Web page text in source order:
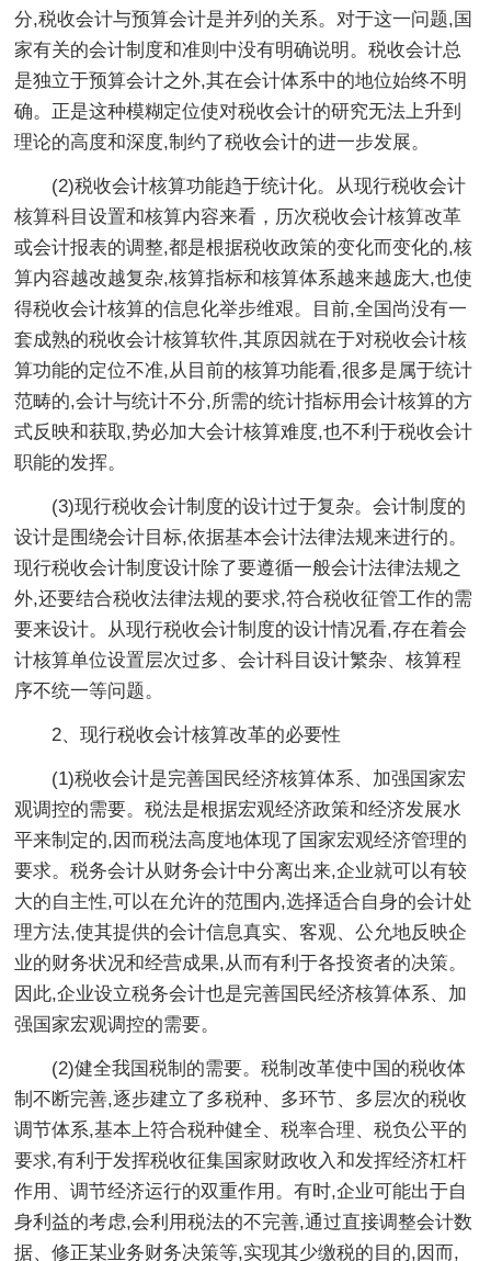
分,税收会计与预算会计是并列的关系。对于这一问题,国
家有关的会计制度和准则中没有明确说明。税收会计总
是独立于预算会计之外,其在会计体系中的地位始终不明
确。正是这种模糊定位使对税收会计的研究无法上升到
理论的高度和深度,制约了税收会计的进一步发展。
(2)税收会计核算功能趋于统计化。从现行税收会计
核算科目设置和核算内容来看，历次税收会计核算改革
或会计报表的调整,都是根据税收政策的变化而变化的,核
算内容越改越复杂,核算指标和核算体系越来越庞大,也使
得税收会计核算的信息化举步维艰。目前,全国尚没有一
套成熟的税收会计核算软件,其原因就在于对税收会计核
算功能的定位不准,从目前的核算功能看,很多是属于统计
范畴的,会计与统计不分,所需的统计指标用会计核算的方
式反映和获取,势必加大会计核算难度,也不利于税收会计
职能的发挥。
(3)现行税收会计制度的设计过于复杂。会计制度的
设计是围绕会计目标,依据基本会计法律法规来进行的。
现行税收会计制度设计除了要遵循一般会计法律法规之
外,还要结合税收法律法规的要求,符合税收征管工作的需
要来设计。从现行税收会计制度的设计情况看,存在着会
计核算单位设置层次过多、会计科目设计繁杂、核算程
序不统一等问题。
2、现行税收会计核算改革的必要性
(1)税收会计是完善国民经济核算体系、加强国家宏
观调控的需要。税法是根据宏观经济政策和经济发展水
平来制定的,因而税法高度地体现了国家宏观经济管理的
要求。税务会计从财务会计中分离出来,企业就可以有较
大的自主性,可以在允许的范围内,选择适合自身的会计处
理方法,使其提供的会计信息真实、客观、公允地反映企
业的财务状况和经营成果,从而有利于各投资者的决策。
因此,企业设立税务会计也是完善国民经济核算体系、加
强国家宏观调控的需要。
(2)健全我国税制的需要。税制改革使中国的税收体
制不断完善,逐步建立了多税种、多环节、多层次的税收
调节体系,基本上符合税种健全、税率合理、税负公平的
要求,有利于发挥税收征集国家财政收入和发挥经济杠杆
作用、调节经济运行的双重作用。有时,企业可能出于自
身利益的考虑,会利用税法的不完善,通过直接调整会计数
据、修正某业务财务决策等,实现其少缴税的目的,因而,